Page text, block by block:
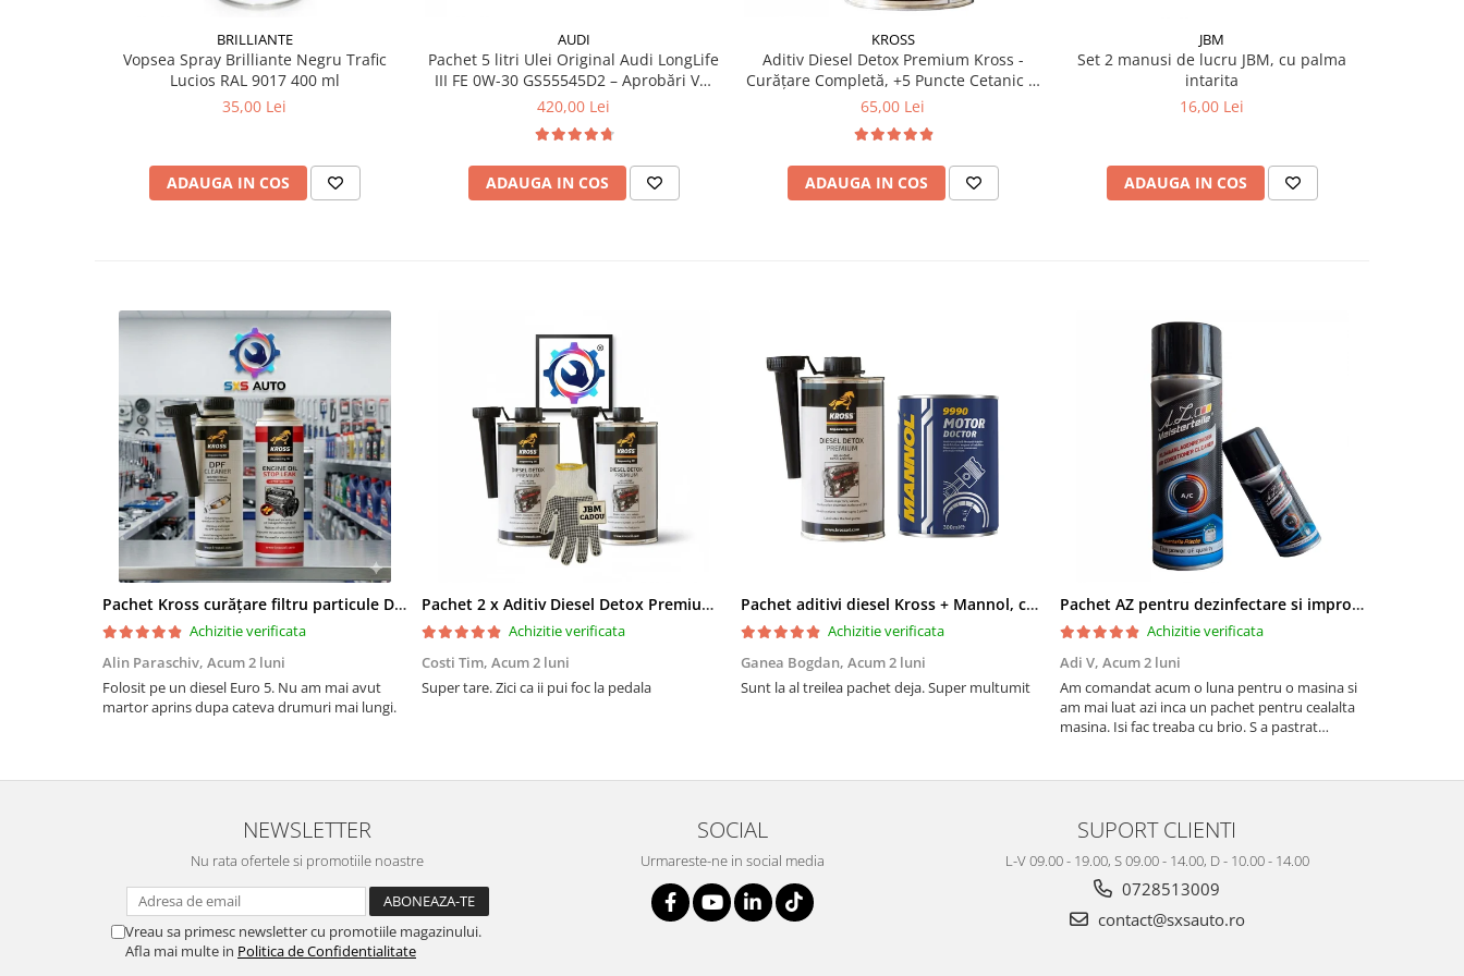
BRILLIANTE
Vopsea Spray Brilliante Negru Trafic
Lucios RAL 9017 400 ml
35,00 Lei
ADAUGA IN COS
AUDI
Pachet 5 litri Ulei Original Audi LongLife
III FE 0W-30 GS55545D2 – Aprobări VW
504.00 / 507.00
420,00 Lei
ADAUGA IN COS
KROSS
Aditiv Diesel Detox Premium Kross -
Curățare Completă, +5 Puncte Cetanic &
Protecție DPF/EGR
65,00 Lei
ADAUGA IN COS
JBM
Set 2 manusi de lucru JBM, cu palma
intarita
16,00 Lei
ADAUGA IN COS
Pachet Kross curățare filtru particule DPF și etanșare ulei 250 ml + 250 ml
Achizitie verificata
Alin Paraschiv, Acum 2 luni
Folosit pe un diesel Euro 5. Nu am mai avut
martor aprins dupa cateva drumuri mai lungi.
Pachet 2 x Aditiv Diesel Detox Premium Kross - Curățare Completă, +5 Puncte Cetanic & Protecție DPF/EGR
Achizitie verificata
Costi Tim, Acum 2 luni
Super tare. Zici ca ii pui foc la pedala
Pachet aditivi diesel Kross + Mannol, curatare injectie DPF si stabilizare ulei
Achizitie verificata
Ganea Bogdan, Acum 2 luni
Sunt la al treilea pachet deja. Super multumit
Pachet AZ pentru dezinfectare si improspatare instalatie auto AC
Achizitie verificata
Adi V, Acum 2 luni
Am comandat acum o luna pentru o masina si
am mai luat azi inca un pachet pentru cealalta
masina. Isi fac treaba cu brio. S a pastrat
NEWSLETTER
Nu rata ofertele si promotiile noastre
Vreau sa primesc newsletter cu promotiile magazinului.
Afla mai multe in Politica de Confidentialitate
SOCIAL
Urmareste-ne in social media
SUPORT CLIENTI
L-V 09.00 - 19.00, S 09.00 - 14.00, D - 10.00 - 14.00
0728513009
contact@sxsauto.ro